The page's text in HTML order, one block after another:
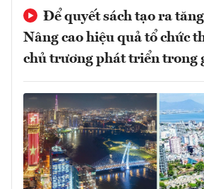
Để quyết sách tạo ra
Nâng cao hiệu quả tổ chức
chủ trương phát triển trong